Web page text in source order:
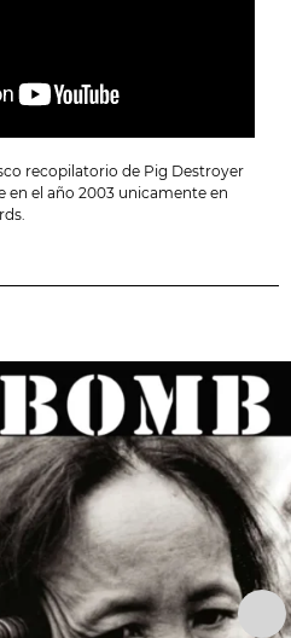
recopilatorio de Pig Destroyer
el año 2003 unicamente en